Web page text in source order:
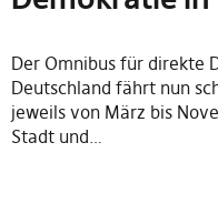
Der Omnibus für direkte
Deutschland fährt nun
jeweils von März bis
Stadt und…